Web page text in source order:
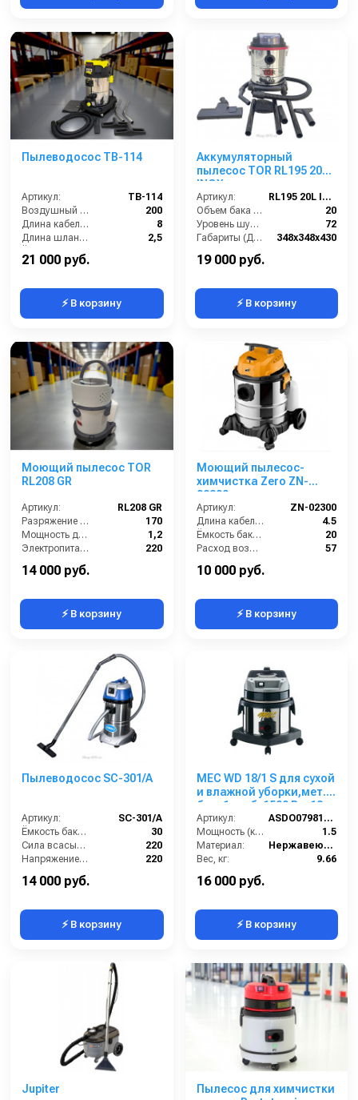
Пылеводосос TB-114
Артикул:
TB-114
Воздушный поток (л/сек):
200
Длина кабеля (м):
8
Длина шланга (м):
2,5
Ёмкость бака (л):
21 000 руб.
⚡ В корзину
Аккумуляторный
пылесос TOR RL195 20L
INOX
Артикул:
RL195 20L INOX
Объем бака (л):
20
Уровень шума (дБ):
72
Габариты (ДхШхВ):
348х348х430
Кол-во турбин:
19 000 руб.
⚡ В корзину
Моющий пылесос TOR
RL208 GR
Артикул:
RL208 GR
Разряжение (мБар):
170
Мощность двигателя (кВт):
1,2
Электропитание (В):
220
Бак для чистой воды (л):
14 000 руб.
⚡ В корзину
Моющий пылесос-
химчистка Zero ZN-
02300
Артикул:
ZN-02300
Длина кабеля (м):
4.5
Ёмкость бака (л):
20
Расход воздуха (л/сек):
57
Сила всасывания (мбар):
10 000 руб.
⚡ В корзину
Пылеводосос SC-301/A
Артикул:
SC-301/A
Ёмкость бака (л):
30
Сила всасывания (мбар):
220
Напряжение (В):
220
14 000 руб.
⚡ В корзину
MEC WD 18/1 S для сухой
и влажной уборки,мет.
бак, 1 турб, 1500 Вт, 18 л.
полн. компл.
Артикул:
ASDO07981/MEC 215 Small
Мощность (кВт):
1.5
Материал:
Нержавеющая сталь
Вес, кг:
9.66
16 000 руб.
⚡ В корзину
Jupiter
Пылесос для химчистки